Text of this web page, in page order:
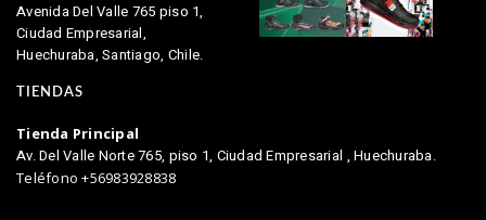
Avenida Del Valle 765 piso 1,
Ciudad Empresarial,
Huechuraba, Santiago, Chile.
TIENDAS
Tienda Principal
Av. Del Valle Norte 765, piso 1, Ciudad Empresarial , Huechuraba.
Teléfono +56983928838